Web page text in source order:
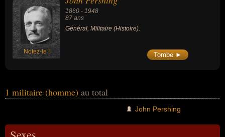
Notez-le !
1860 - 1948
87 ans
Général, Militaire (Histoire).
Tombe ►
1 militaire (homme) au total
John Pershing